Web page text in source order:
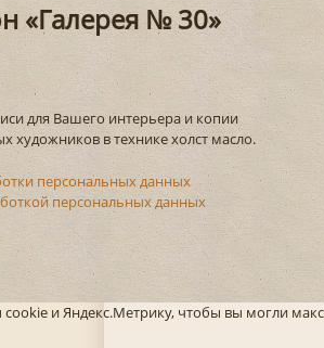
«Галерея № 30»
для Вашего интерьера и копии
художников в технике холст масло.
персональных данных
персональных данных
cookie и Яндекс.Метрику, чтобы вы могли